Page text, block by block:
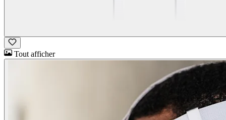
Tout afficher